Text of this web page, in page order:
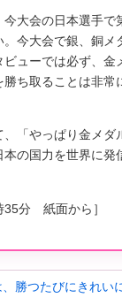
大会の日本選手で
。今大会で銀、銅
ューでは必ず、
ち取ることは非
「やっぱり金メダ
の国力を世界に発
分 紙面から］
、勝つたびにきれい